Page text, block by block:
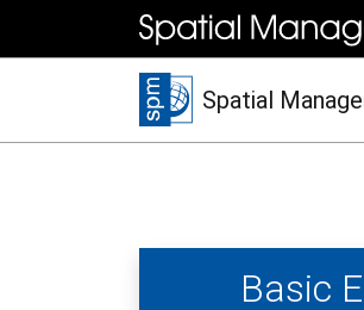
Spatial
Basic